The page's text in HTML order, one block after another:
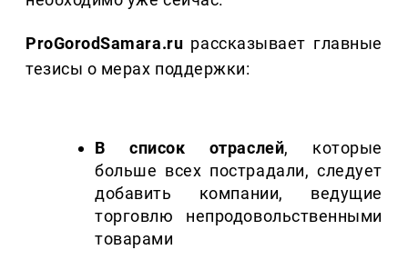
ProGorodSamara.ru рассказывает главные
тезисы о мерах поддержки:
В список отраслей, которые
больше всех пострадали, следует
добавить компании, ведущие
торговлю непродовольственными
товарами